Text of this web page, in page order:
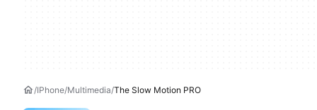
IPhone Multimedia The Slow Motion PRO